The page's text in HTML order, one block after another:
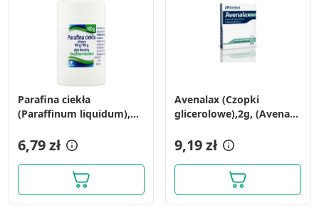
Parafina ciekła
(Paraffinum liquidum),
100 g
6,79 zł
Avenalax (Czopki
glicerolowe),2g, (Avena),
9,19 zł